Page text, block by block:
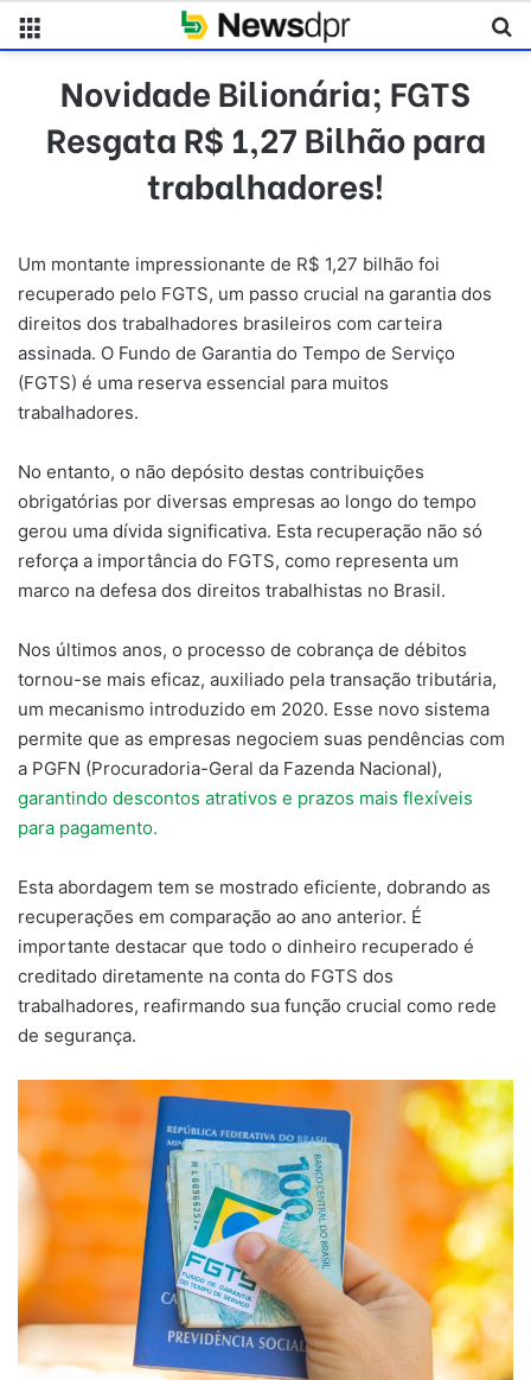
Novidade Bilionária; FGTS
Resgata R$ 1,27 Bilhão para
trabalhadores!
Um montante impressionante de R$ 1,27 bilhão foi
recuperado pelo FGTS, um passo crucial na garantia dos
direitos dos trabalhadores brasileiros com carteira
assinada. O Fundo de Garantia do Tempo de Serviço
(FGTS) é uma reserva essencial para muitos
trabalhadores.
No entanto, o não depósito destas contribuições
obrigatórias por diversas empresas ao longo do tempo
gerou uma dívida significativa. Esta recuperação não só
reforça a importância do FGTS, como representa um
marco na defesa dos direitos trabalhistas no Brasil.
Nos últimos anos, o processo de cobrança de débitos
tornou-se mais eficaz, auxiliado pela transação tributária,
um mecanismo introduzido em 2020. Esse novo sistema
permite que as empresas negociem suas pendências com
a PGFN (Procuradoria-Geral da Fazenda Nacional),
garantindo descontos atrativos e prazos mais flexíveis
para pagamento.
Esta abordagem tem se mostrado eficiente, dobrando as
recuperações em comparação ao ano anterior. É
importante destacar que todo o dinheiro recuperado é
creditado diretamente na conta do FGTS dos
trabalhadores, reafirmando sua função crucial como rede
de segurança.